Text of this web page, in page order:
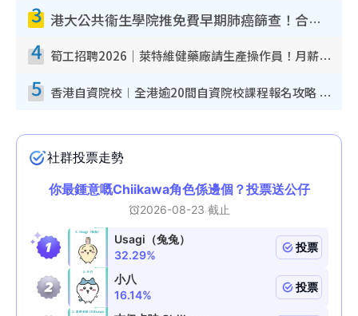
3 港大公共衞生學院推免費早期肺癌篩查！合資格人士將獲全額資助定期血液化驗／電腦斷層掃描／風險評估
4 筍工招聘2026｜萊特維健藥廠請生產操作員！月薪高達$1.7萬 冷氣廠房/五天工作/保證雙糧
5 香港自資院校︱全港逾20間自資院校課程報名攻略 留位費可退/申請日期/報名連結